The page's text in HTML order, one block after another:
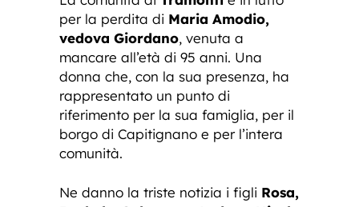
per la perdita di Maria Amodio,
vedova Giordano, venuta a
mancare all’età di 95 anni. Una
donna che, con la sua presenza, ha
rappresentato un punto di
riferimento per la sua famiglia, per il
borgo di Capitignano e per l’intera
comunità.
Ne danno la triste notizia i figli Rosa,